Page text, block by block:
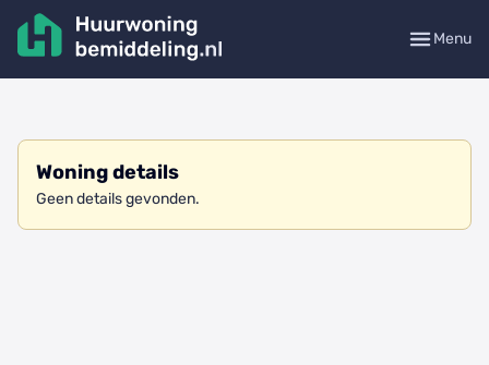
Menu
Woning details
Geen details gevonden.